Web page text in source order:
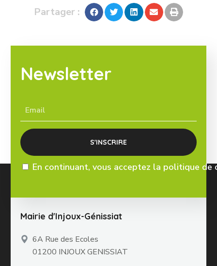
Partager :
Newsletter
En continuant, vous acceptez la politique
Mairie d'Injoux-Génissiat
6A Rue des Ecoles
01200 INJOUX GENISSIAT